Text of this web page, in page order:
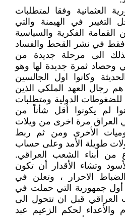
العثمانية وفقا لمتطلبات
التغيير في الهيمنة والتي
الفكرية والسياسية
فقط في نشر القحط والفساد
الى مرحلة جديدة من
وحصاد ثمرة جديدة لها وهو
وكانوا اول الجالسين
رجال العهد الملكي الذين
للضغوطات الدولية ومتطلبات
لم يكونوا أقل شأناً من
العراق مرة اخرى من ويلات
الأخرى ومن ثم ربط
طويلة الأمد وعلى حساب
من أبناء الشعب العراقي.
وتشاء الأقدار أن تكون
الاحرار ، وتعلن في
ولادة أول جمهورية التي حملت في
العراقي قبل ان تتحول الى
لحكم الزعيم عبد